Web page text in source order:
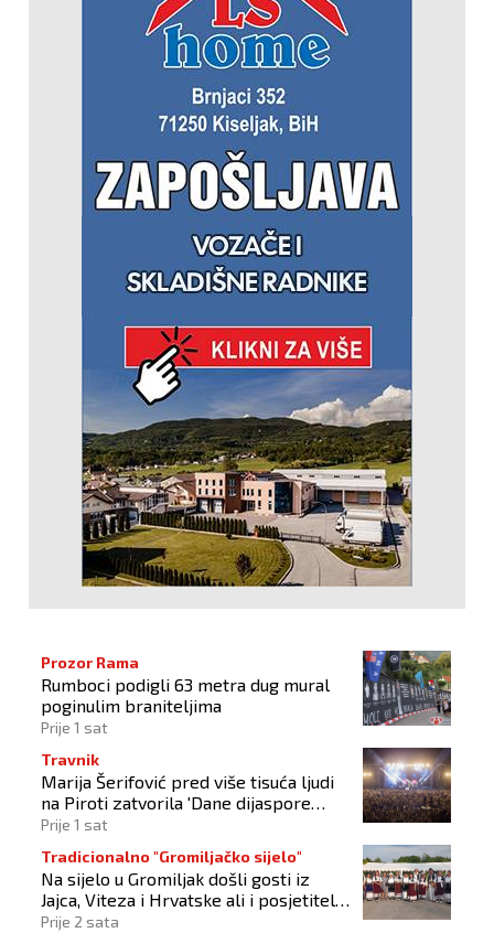
Prozor Rama
Rumboci podigli 63 metra dug mural
poginulim braniteljima
Prije 1 sat
Travnik
Marija Šerifović pred više tisuća ljudi
na Piroti zatvorila 'Dane dijaspore
2026'
Prije 1 sat
Tradicionalno "Gromiljačko sijelo"
Na sijelo u Gromiljak došli gosti iz
Jajca, Viteza i Hrvatske ali i posjetitelji
od Austrije do Australije
Prije 2 sata